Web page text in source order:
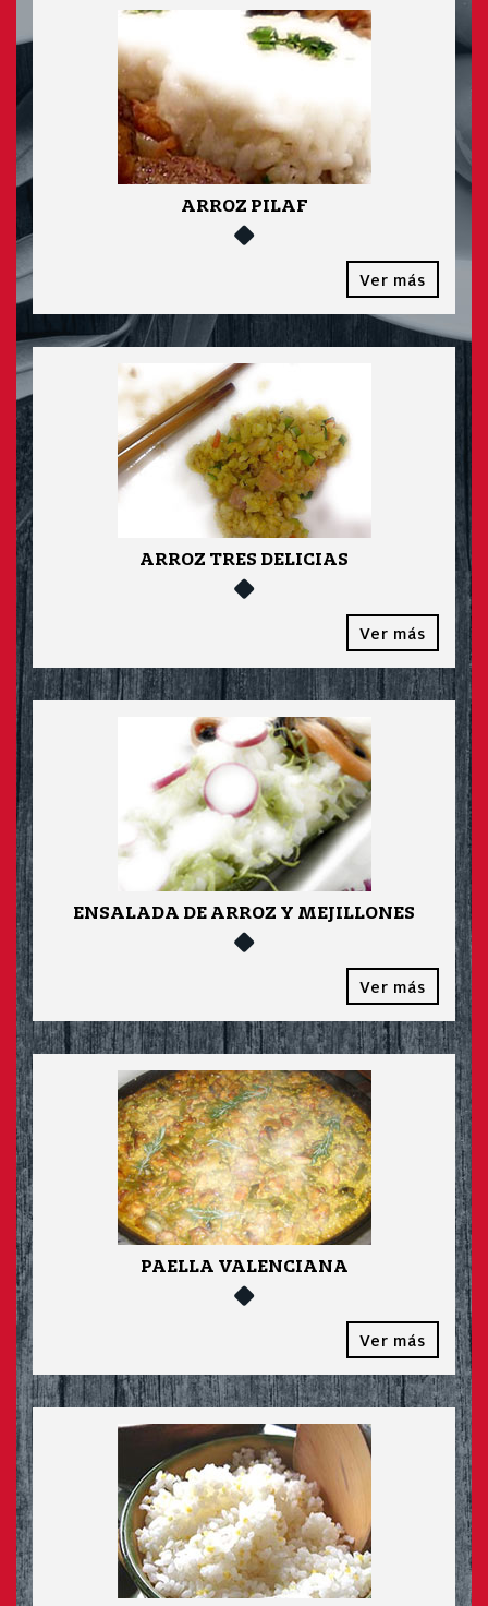
ARROZ PILAF
Ver más
ARROZ TRES DELICIAS
Ver más
ENSALADA DE ARROZ Y MEJILLONES
Ver más
PAELLA VALENCIANA
Ver más